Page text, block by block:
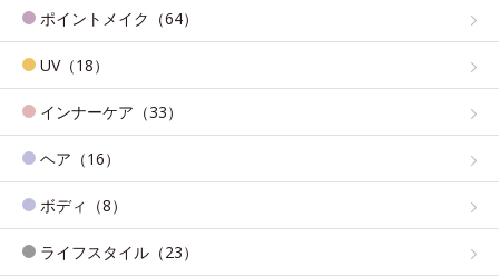
ポイントメイク（64）
UV（18）
インナーケア（33）
ヘア（16）
ボディ（8）
ライフスタイル（23）